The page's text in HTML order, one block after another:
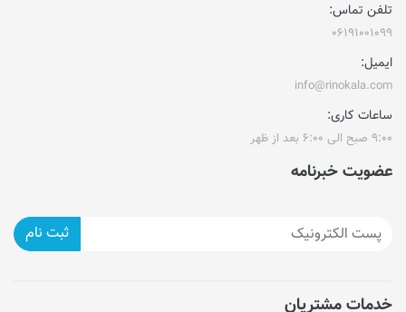
تلفن تماس:
۰۶۱۹۱۰۰۱۰۹۹
ایمیل:
info@rinokala.com
ساعات کاری:
۹:۰۰ صبح الی ۶:۰۰ بعد از ظهر
عضویت خبرنامه
ثبت نام
خدمات مشتریان